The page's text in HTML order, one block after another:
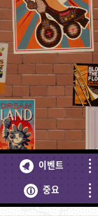
이벤트
중요